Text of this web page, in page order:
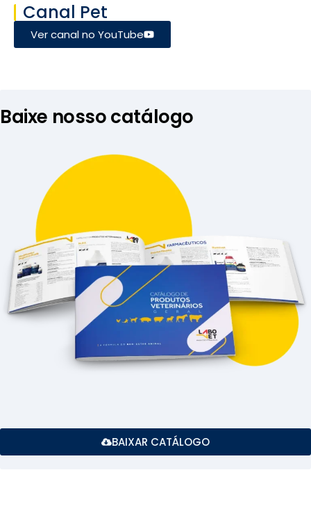
Canal Pet
Ver canal no YouTube
Baixe nosso catálogo
BAIXAR CATÁLOGO